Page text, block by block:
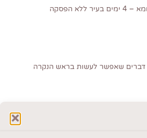
ימים בעיר ללא הפסקה